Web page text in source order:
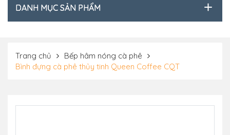
DANH MỤC SẢN PHẨM
Trang chủ
Bếp hâm nóng cà phê
Bình đựng cà phê thủy tinh Queen Coffee CQT